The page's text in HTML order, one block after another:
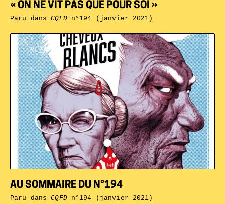
AU SOMMAIRE DU N°194
Paru dansCQFDn°194 (janvier 2021)
« ON NE VIT PAS QUE POUR SOI »
Paru dansCQFDn°194 (janvier 2021)